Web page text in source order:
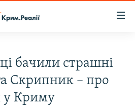
бачили страшні
Скрипник – про
у Криму